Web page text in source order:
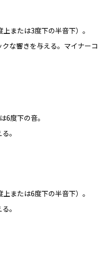
または3度下の半音下）。
クな響きを与える。マイナーコ
6度下の音。
。
または6度下の半音下）。
。